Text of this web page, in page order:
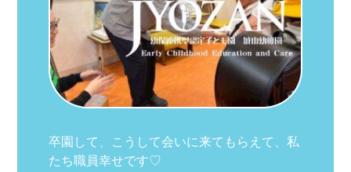
卒園して、こうして会いに来てもらえて、私
たち職員幸せです♡